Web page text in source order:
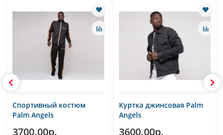
Спортивный костюм
Palm Angels
3700.00р.
Куртка джинсовая Palm
Angels
3600.00р.